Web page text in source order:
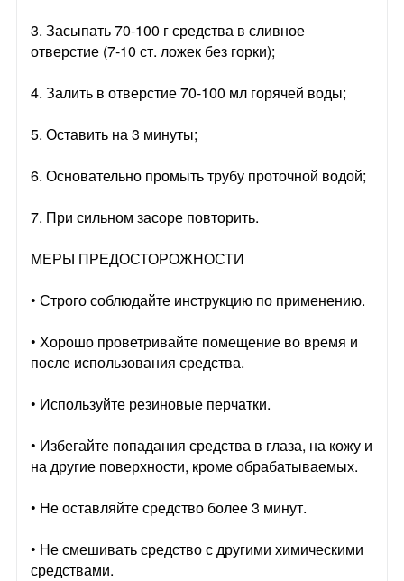
3. Засыпать 70-100 г средства в сливное
отверстие (7-10 ст. ложек без горки);
4. Залить в отверстие 70-100 мл горячей воды;
5. Оставить на 3 минуты;
6. Основательно промыть трубу проточной водой;
7. При сильном засоре повторить.
МЕРЫ ПРЕДОСТОРОЖНОСТИ
• Строго соблюдайте инструкцию по применению.
• Хорошо проветривайте помещение во время и
после использования средства.
• Используйте резиновые перчатки.
• Избегайте попадания средства в глаза, на кожу и
на другие поверхности, кроме обрабатываемых.
• Не оставляйте средство более 3 минут.
• Не смешивать средство с другими химическими
средствами.